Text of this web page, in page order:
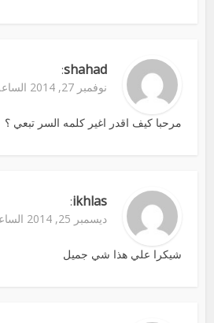
shahad
:
نوفمبر 27, 2014 الساعة 12:38 م
مرحبا كيف اقدر اغير كلمه السر تبعي ؟
ikhlas
:
ديسمبر 25, 2014 الساعة 8:11 م
شيكرا علي هذا شي جميل